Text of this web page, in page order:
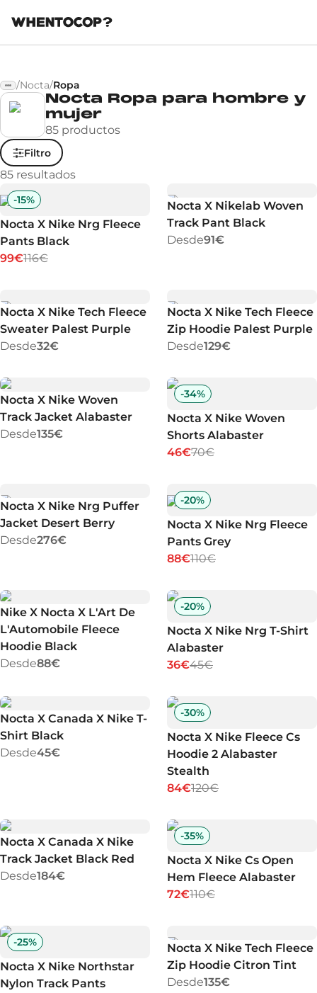
/Nocta/Ropa
Nocta Ropa para hombre y
mujer
85 productos
Filtro
85 resultados
-15%
Nocta X Nike Nrg Fleece
Pants Black
99€116€
Nocta X Nikelab Woven
Track Pant Black
Desde91€
Nocta X Nike Tech Fleece
Sweater Palest Purple
Desde32€
Nocta X Nike Tech Fleece
Zip Hoodie Palest Purple
Desde129€
Nocta X Nike Woven
Track Jacket Alabaster
Desde135€
-34%
Nocta X Nike Woven
Shorts Alabaster
46€70€
Nocta X Nike Nrg Puffer
Jacket Desert Berry
Desde276€
-20%
Nocta X Nike Nrg Fleece
Pants Grey
88€110€
Nike X Nocta X L'Art De
L'Automobile Fleece
Hoodie Black
Desde88€
-20%
Nocta X Nike Nrg T-Shirt
Alabaster
36€45€
Nocta X Canada X Nike T-
Shirt Black
Desde45€
-30%
Nocta X Nike Fleece Cs
Hoodie 2 Alabaster
Stealth
84€120€
Nocta X Canada X Nike
Track Jacket Black Red
Desde184€
-35%
Nocta X Nike Cs Open
Hem Fleece Alabaster
72€110€
-25%
Nocta X Nike Northstar
Nylon Track Pants
Nocta X Nike Tech Fleece
Zip Hoodie Citron Tint
Desde135€